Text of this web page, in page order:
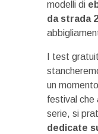
modelli di
da strada
I test
un
festival che
serie, si
dedicate